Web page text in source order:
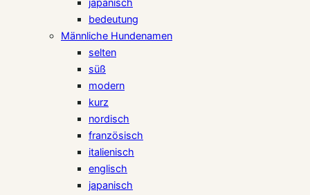
japanisch
bedeutung
Männliche Hundenamen
selten
süß
modern
kurz
nordisch
französisch
italienisch
englisch
japanisch